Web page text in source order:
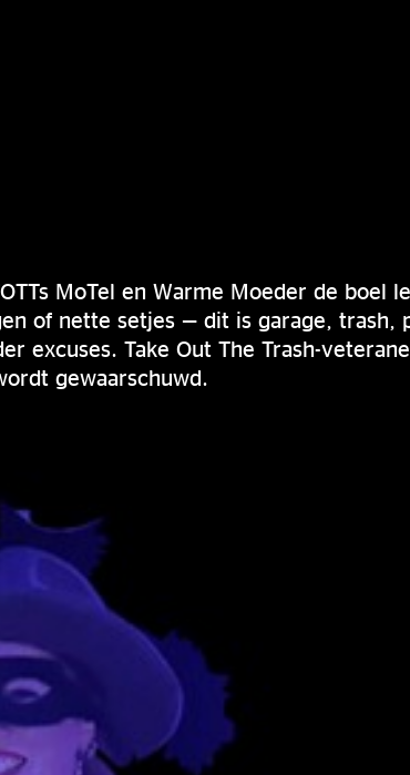
MoTel en Warme Moeder de boel
of nette setjes — dit is garage, trash,
excuses. Take Out The Trash-
gewaarschuwd.